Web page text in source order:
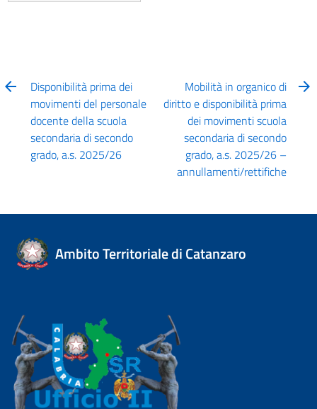
Disponibilità prima dei
movimenti del personale
docente della scuola
secondaria di secondo
grado, a.s. 2025/26
Mobilità in organico di
diritto e disponibilità prima
dei movimenti scuola
secondaria di secondo
grado, a.s. 2025/26 –
annullamenti/rettifiche
Ambito Territoriale di Catanzaro